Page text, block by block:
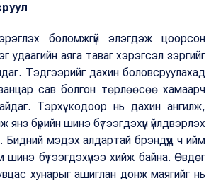
боломжгүй элэгдэж цоорсон
удаагийн аяга таваг хэрэгсэл зэргийг
Тэдгээрийг дахин боловсруулахад
сав болгон төрлөөсөө хамаарч
Тэрхүү кодоор нь дахин ангилж,
бүрийн шинэ бүтээгдэхүүн үйлдвэрлэх
Бидний мэдэх алдартай брэндүүд ч ийм
шинэ бүтээгдэхүүнээ хийж байна. Өвдөг
хунарыг ашиглан донж маягийг нь